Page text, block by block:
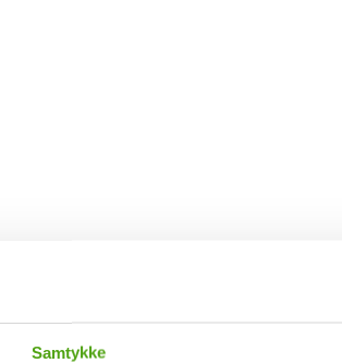
Samtykke
blev lanceret af den danske
farverige tilgang til mode. Med en dyb tro
og passionerede idéer med en intention
univers af legende silhuetter tiltaler et